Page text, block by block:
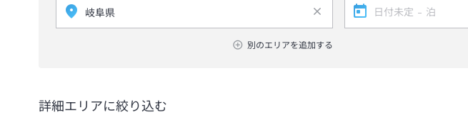
別のエリアを追加する
詳細エリアに絞り込む